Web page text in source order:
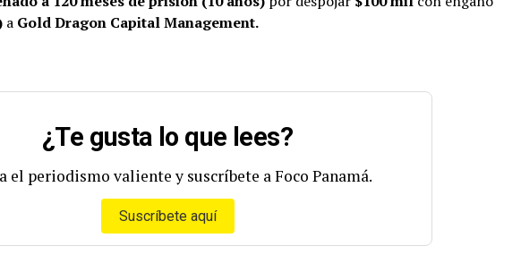
a Gold Dragon Capital Management.
¿Te gusta lo que lees?
el periodismo valiente y suscríbete a Foco Panamá.
Suscríbete aquí